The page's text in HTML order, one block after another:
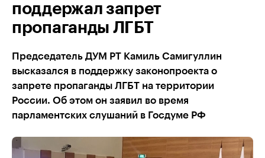
поддержал запрет
пропаганды ЛГБТ
Председатель ДУМ РТ Камиль Самигуллин
высказался в поддержку законопроекта о
запрете пропаганды ЛГБТ на территории
России. Об этом он заявил во время
парламентских слушаний в Госдуме РФ